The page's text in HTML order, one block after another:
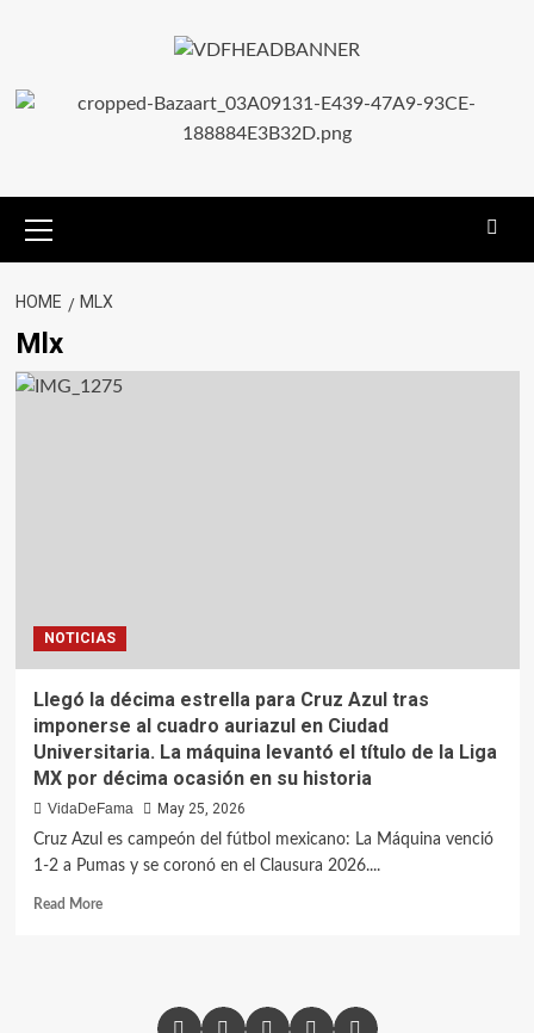
HOME MLX
Mlx
NOTICIAS
Llegó la décima estrella para Cruz Azul tras
imponerse al cuadro auriazul en Ciudad
Universitaria. La máquina levantó el título de la Liga
MX por décima ocasión en su historia
VidaDeFama
May 25, 2026
Cruz Azul es campeón del fútbol mexicano: La Máquina venció
1-2 a Pumas y se coronó en el Clausura 2026....
Read More